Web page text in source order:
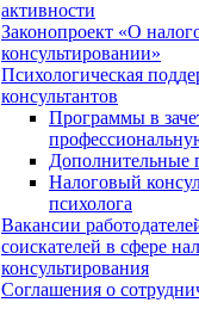
активности
Законопроект «О
консультировании»
Психологическая
консультантов
Программы в
Дополнительные
Налоговый
психолога
Вакансии
соискателей в сфере
консультирования
Соглашения о